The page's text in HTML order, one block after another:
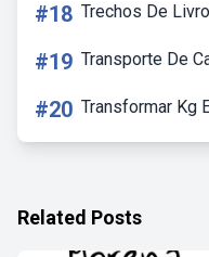
#18 Trechos De
#19 Transporte De
#20 Transformar Kg
Related Posts